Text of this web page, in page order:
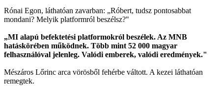
Rónai Egon, láthatóan zavarban: „Róbert, tudsz pontosabbat
mondani? Melyik platformról beszélsz?"
„MI alapú befektetési platformokról beszélek. Az MNB
hatáskörében működnek. Több mint 52 000 magyar
felhasználóval jelenleg. Valódi emberek, valódi eredmények."
Mészáros Lőrinc arca vörösből fehérbe váltott. A kezei láthatóan
remegtek.